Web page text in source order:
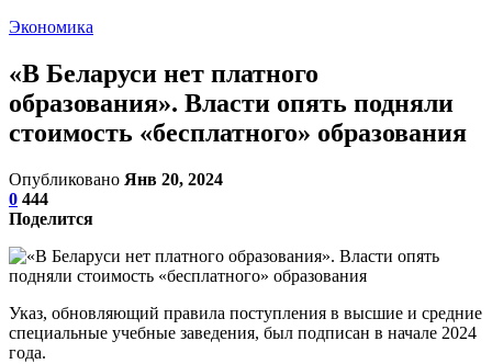
Экономика
«В Беларуси нет платного
образования». Власти опять подняли
стоимость «бесплатного» образования
Опубликовано Янв 20, 2024
0 444
Поделится
Указ, обновляющий правила поступления в высшие и средние
специальные учебные заведения, был подписан в начале 2024
года.